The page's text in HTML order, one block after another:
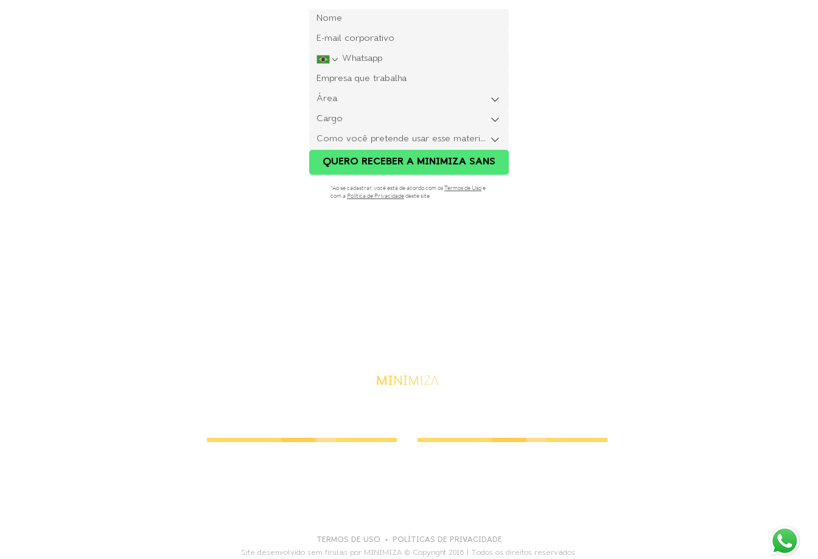
Área
Cargo
Como você pretende usar esse material?
QUERO RECEBER A MINIMIZA SANS
*Ao se cadastrar, você está de acordo com osTermos de Usoe
com a Política de Privacidadedeste site
TERMOS DE USO •
POLÍTICAS DE PRIVACIDADE
Site desenvolvido sem firulas por MINIMIZA © Copyright 2018 | Todos os direitos reservados